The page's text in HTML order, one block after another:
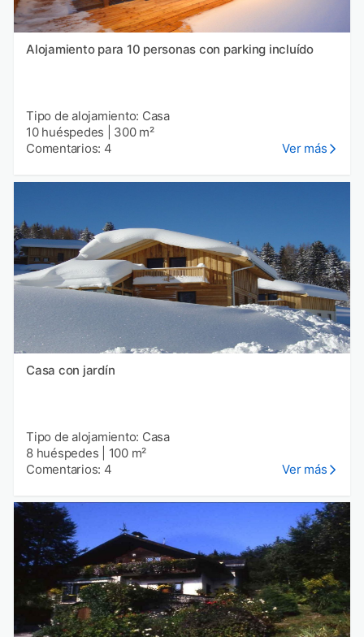
Alojamiento para 10 personas con parking incluído
Tipo de alojamiento: Casa
10 huéspedes
300 m²
Comentarios: 4
Ver más
Casa con jardín
Tipo de alojamiento: Casa
8 huéspedes
100 m²
Comentarios: 4
Ver más